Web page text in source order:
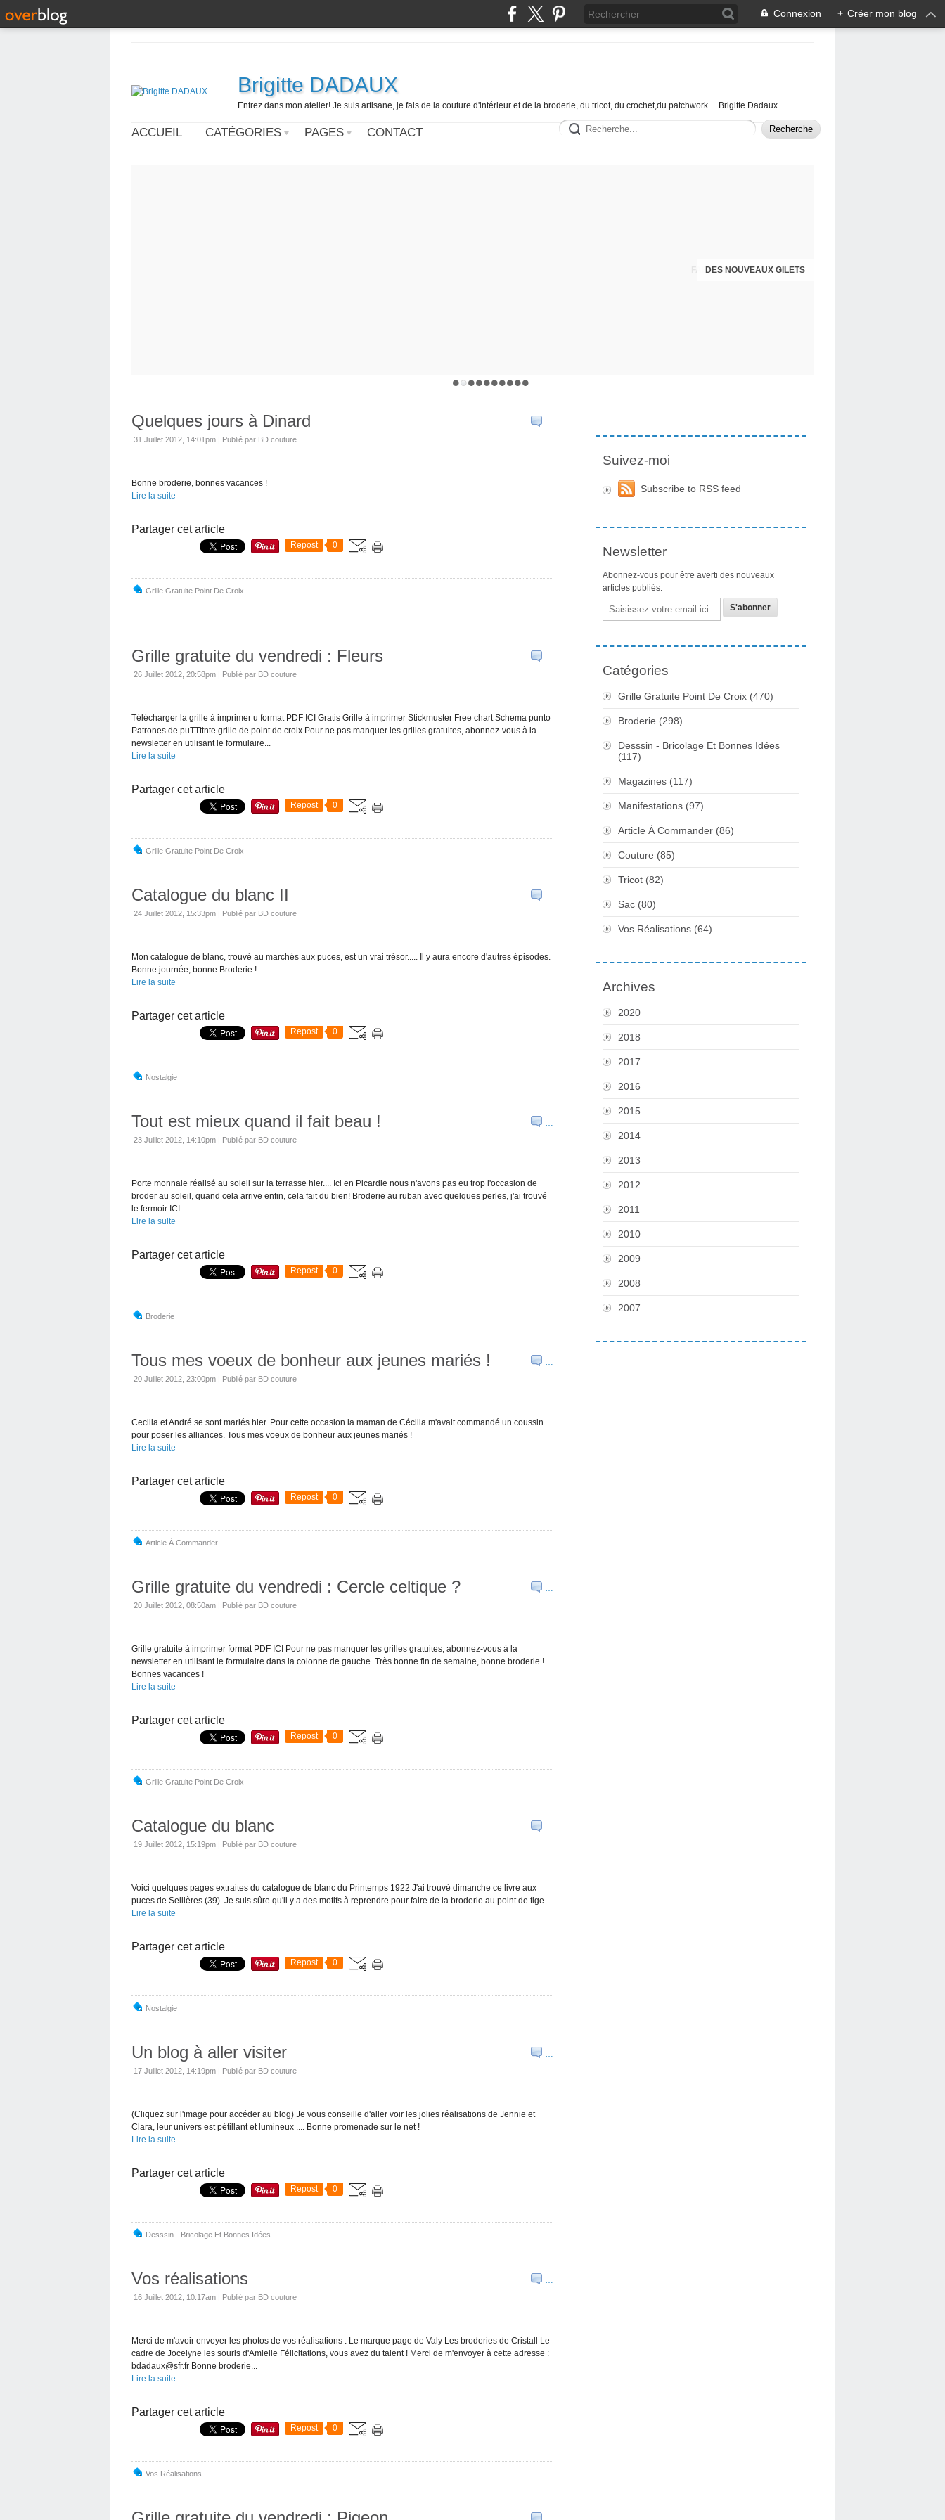
Connexion + Créer mon blog
Brigitte DADAUX
Entrez dans mon atelier! Je suis artisane, je fais de la couture d'intérieur et de la broderie, du tricot, du crochet,du patchwork.....Brigitte Dadaux
ACCUEIL CATÉGORIES PAGES CONTACT
DES NOUVEAUX GILETS
…
Quelques jours à Dinard
31 Juillet 2012, 14:01pm | Publié par BD couture
Bonne broderie, bonnes vacances !
Lire la suite
Partager cet article
Repost 0
Grille Gratuite Point De Croix
…
Grille gratuite du vendredi : Fleurs
26 Juillet 2012, 20:58pm | Publié par BD couture
Télécharger la grille à imprimer u format PDF ICI Gratis Grille à imprimer Stickmuster Free chart Schema punto
Patrones de puTTttnte grille de point de croix Pour ne pas manquer les grilles gratuites, abonnez-vous à la
newsletter en utilisant le formulaire...
Lire la suite
Partager cet article
Repost 0
Grille Gratuite Point De Croix
…
Catalogue du blanc II
24 Juillet 2012, 15:33pm | Publié par BD couture
Mon catalogue de blanc, trouvé au marchés aux puces, est un vrai trésor..... Il y aura encore d'autres épisodes.
Bonne journée, bonne Broderie !
Lire la suite
Partager cet article
Repost 0
Nostalgie
…
Tout est mieux quand il fait beau !
23 Juillet 2012, 14:10pm | Publié par BD couture
Porte monnaie réalisé au soleil sur la terrasse hier.... Ici en Picardie nous n'avons pas eu trop l'occasion de
broder au soleil, quand cela arrive enfin, cela fait du bien! Broderie au ruban avec quelques perles, j'ai trouvé
le fermoir ICI.
Lire la suite
Partager cet article
Repost 0
Broderie
…
Tous mes voeux de bonheur aux jeunes mariés !
20 Juillet 2012, 23:00pm | Publié par BD couture
Cecilia et André se sont mariés hier. Pour cette occasion la maman de Cécilia m'avait commandé un coussin
pour poser les alliances. Tous mes voeux de bonheur aux jeunes mariés !
Lire la suite
Partager cet article
Repost 0
Article À Commander
…
Grille gratuite du vendredi : Cercle celtique ?
20 Juillet 2012, 08:50am | Publié par BD couture
Grille gratuite à imprimer format PDF ICI Pour ne pas manquer les grilles gratuites, abonnez-vous à la
newsletter en utilisant le formulaire dans la colonne de gauche. Très bonne fin de semaine, bonne broderie !
Bonnes vacances !
Lire la suite
Partager cet article
Repost 0
Grille Gratuite Point De Croix
…
Catalogue du blanc
19 Juillet 2012, 15:19pm | Publié par BD couture
Voici quelques pages extraites du catalogue de blanc du Printemps 1922 J'ai trouvé dimanche ce livre aux
puces de Sellières (39). Je suis sûre qu'il y a des motifs à reprendre pour faire de la broderie au point de tige.
Lire la suite
Partager cet article
Repost 0
Nostalgie
…
Un blog à aller visiter
17 Juillet 2012, 14:19pm | Publié par BD couture
(Cliquez sur l'image pour accéder au blog) Je vous conseille d'aller voir les jolies réalisations de Jennie et
Clara, leur univers est pétillant et lumineux .... Bonne promenade sur le net !
Lire la suite
Partager cet article
Repost 0
Desssin - Bricolage Et Bonnes Idées
…
Vos réalisations
16 Juillet 2012, 10:17am | Publié par BD couture
Merci de m'avoir envoyer les photos de vos réalisations : Le marque page de Valy Les broderies de Cristall Le
cadre de Jocelyne les souris d'Amielie Félicitations, vous avez du talent ! Merci de m'envoyer à cette adresse :
bdadaux@sfr.fr Bonne broderie...
Lire la suite
Partager cet article
Repost 0
Vos Réalisations
Suivez-moi
Subscribe to RSS feed
Newsletter
Abonnez-vous pour être averti des nouveaux
articles publiés.
Email
Catégories
Grille Gratuite Point De Croix (470)
Broderie (298)
Desssin - Bricolage Et Bonnes Idées
(117)
Magazines (117)
Manifestations (97)
Article À Commander (86)
Couture (85)
Tricot (82)
Sac (80)
Vos Réalisations (64)
Archives
2020
2018
2017
2016
2015
2014
2013
2012
2011
2010
2009
2008
2007